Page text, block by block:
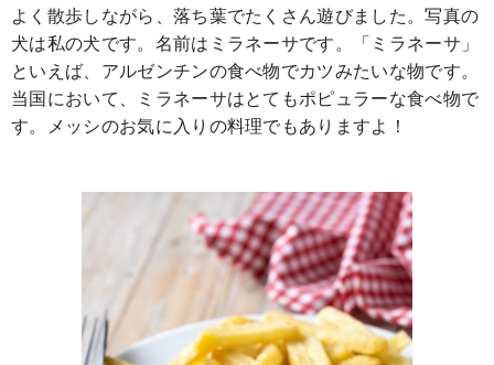
よく散歩しながら、落ち葉でたくさん遊びました。写真の
犬は私の犬です。名前はミラネーサです。「ミラネーサ」
といえば、アルゼンチンの食べ物でカツみたいな物です。
当国において、ミラネーサはとてもポピュラーな食べ物で
す。メッシのお気に入りの料理でもありますよ！